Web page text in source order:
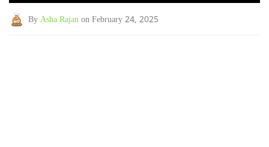
By Asha Rajan on February 24, 2025